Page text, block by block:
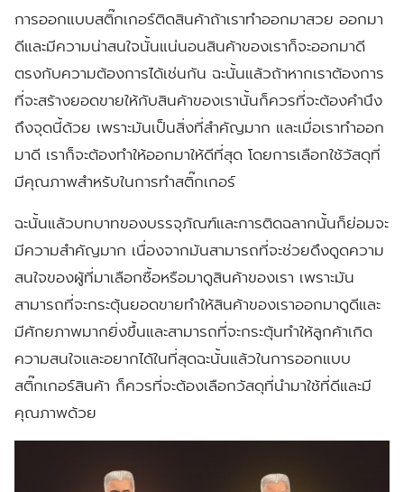
การออกแบบสติ๊กเกอร์ติดสินค้าถ้าเราทำออกมาสวย ออกมา
ดีและมีความน่าสนใจนั้นแน่นอนสินค้าของเราก็จะออกมาดี
ตรงกับความต้องการได้เช่นกัน ฉะนั้นแล้วถ้าหากเราต้องการ
ที่จะสร้างยอดขายให้กับสินค้าของเรานั้นก็ควรที่จะต้องคำนึง
ถึงจุดนี้ด้วย เพราะมันเป็นสิ่งที่สำคัญมาก และเมื่อเราทำออก
มาดี เราก็จะต้องทำให้ออกมาให้ดีที่สุด โดยการเลือกใช้วัสดุที่
มีคุณภาพสำหรับในการทำสติ๊กเกอร์
ฉะนั้นแล้วบทบาทของบรรจุภัณฑ์และการติดฉลากนั้นก็ย่อมจะ
มีความสำคัญมาก เนื่องจากมันสามารถที่จะช่วยดึงดูดความ
สนใจของผู้ที่มาเลือกซื้อหรือมาดูสินค้าของเรา เพราะมัน
สามารถที่จะกระตุ้นยอดขายทำให้สินค้าของเราออกมาดูดีและ
มีศักยภาพมากยิ่งขึ้นและสามารถที่จะกระตุ้นทำให้ลูกค้าเกิด
ความสนใจและอยากได้ในที่สุดฉะนั้นแล้วในการออกแบบ
สติ๊กเกอร์สินค้า ก็ควรที่จะต้องเลือกวัสดุที่นำมาใช้ที่ดีและมี
คุณภาพด้วย